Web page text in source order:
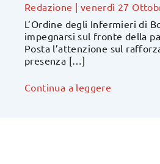
Redazione | venerdì 27
L’Ordine degli Infermieri di
impegnarsi sul fronte della
Posta l’attenzione sul
presenza […]
Continua a leggere